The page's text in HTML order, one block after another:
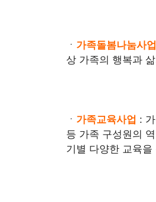
ㆍ 가족돌봄나눔사업
상 가족의 행복과
ㆍ 가족교육사업 :
등 가족 구성원의
기별 다양한 교육을